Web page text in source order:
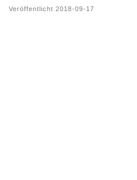
Veröffentlicht 2018-09-17